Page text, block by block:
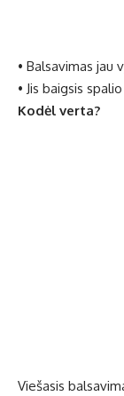
• Balsavimas jau
• Jis baigsis
Kodėl verta?
Viešasis